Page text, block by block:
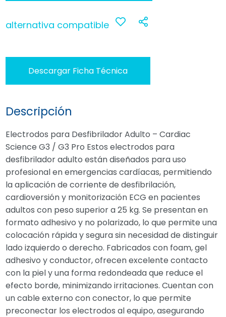
alternativa compatible
a
favoritos
Descargar Ficha Técnica
Descripción
Electrodos para Desfibrilador Adulto – Cardiac
Science G3 / G3 Pro Estos electrodos para
desfibrilador adulto están diseñados para uso
profesional en emergencias cardíacas, permitiendo
la aplicación de corriente de desfibrilación,
cardioversión y monitorización ECG en pacientes
adultos con peso superior a 25 kg. Se presentan en
formato adhesivo y no polarizado, lo que permite una
colocación rápida y segura sin necesidad de distinguir
lado izquierdo o derecho. Fabricados con foam, gel
adhesivo y conductor, ofrecen excelente contacto
con la piel y una forma redondeada que reduce el
efecto borde, minimizando irritaciones. Cuentan con
un cable externo con conector, lo que permite
preconectar los electrodos al equipo, asegurando